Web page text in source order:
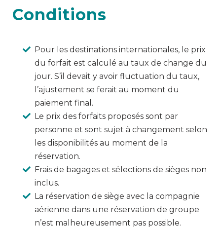
Conditions
Pour les destinations internationales, le prix
du forfait est calculé au taux de change du
jour. S’il devait y avoir fluctuation du taux,
l’ajustement se ferait au moment du
paiement final.
Le prix des forfaits proposés sont par
personne et sont sujet à changement selon
les disponibilités au moment de la
réservation.
Frais de bagages et sélections de sièges non
inclus.
La réservation de siège avec la compagnie
aérienne dans une réservation de groupe
n’est malheureusement pas possible.